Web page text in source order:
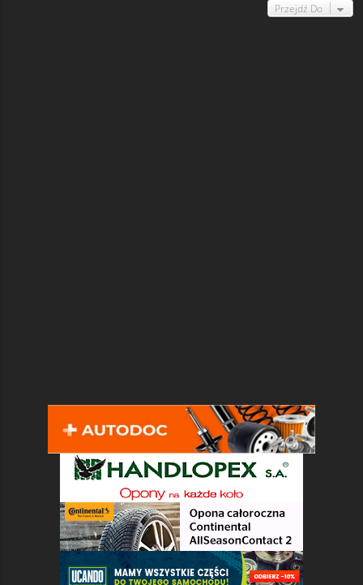
Przejdź Do